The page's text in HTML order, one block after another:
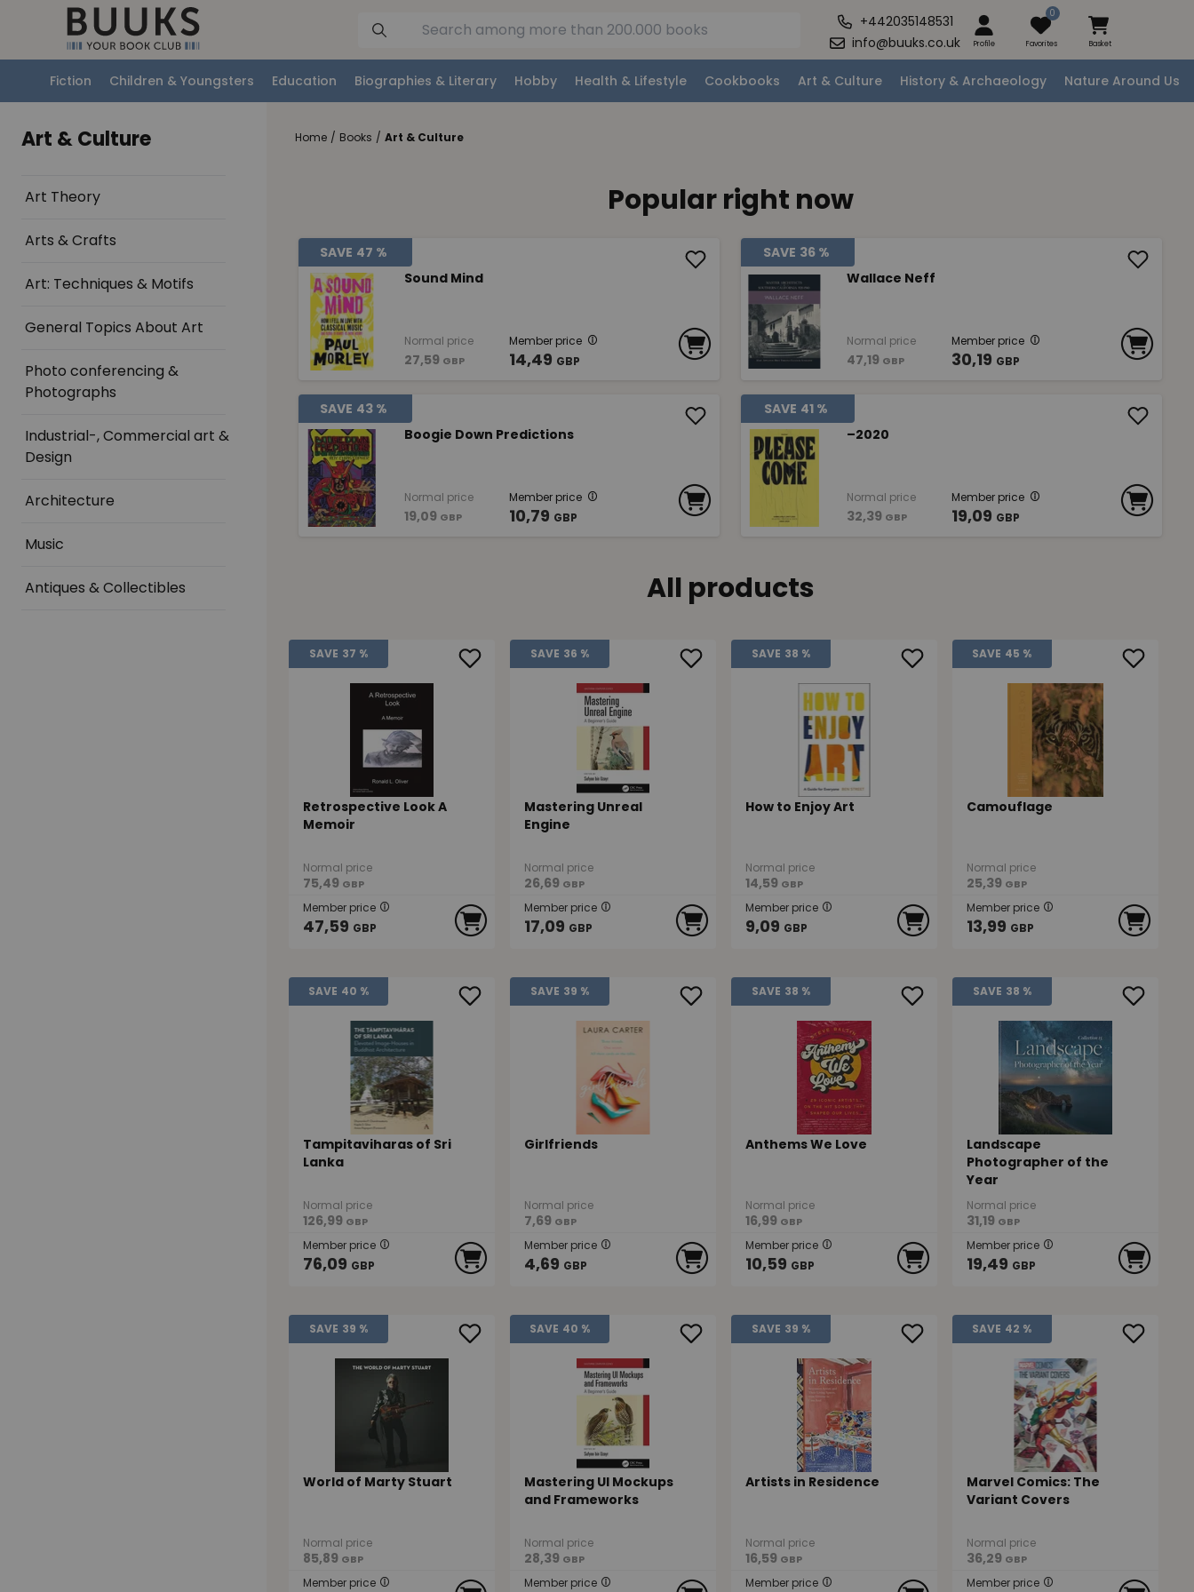
+442035148531
info@buuks.co.uk
Profile
0
Favorites Basket
Fiction Children & Youngsters Education Biographies & Literary Hobby Health & Lifestyle Cookbooks Art & Culture History & Archaeology Nature Around Us
Art & Culture
Art Theory
Arts & Crafts
Art: Techniques & Motifs
General Topics About Art
Photo conferencing &
Photographs
Industrial-, Commercial art &
Design
Architecture
Music
Antiques & Collectibles
Home / Books / Art & Culture
Popular right now
SAVE 47 %
Sound Mind
Normal price
27,59 GBP
Member price
14,49 GBP
SAVE 36 %
Wallace Neff
Normal price
47,19 GBP
Member price
30,19 GBP
SAVE 43 %
Boogie Down Predictions
Normal price
19,09 GBP
Member price
10,79 GBP
SAVE 41 %
–2020
Normal price
32,39 GBP
Member price
19,09 GBP
All products
SAVE 37 %
Retrospective Look A
Memoir
Normal price
75,49 GBP
Member price
47,59 GBP
SAVE 36 %
Mastering Unreal
Engine
Normal price
26,69 GBP
Member price
17,09 GBP
SAVE 38 %
How to Enjoy Art
Normal price
14,59 GBP
Member price
9,09 GBP
SAVE 45 %
Camouflage
Normal price
25,39 GBP
Member price
13,99 GBP
SAVE 40 %
Tampitaviharas of Sri
Lanka
Normal price
126,99 GBP
Member price
76,09 GBP
SAVE 39 %
Girlfriends
Normal price
7,69 GBP
Member price
4,69 GBP
SAVE 38 %
Anthems We Love
Normal price
16,99 GBP
Member price
10,59 GBP
SAVE 38 %
Landscape
Photographer of the
Year
Normal price
31,19 GBP
Member price
19,49 GBP
SAVE 39 %
World of Marty Stuart
Normal price
85,89 GBP
Member price
SAVE 40 %
Mastering UI Mockups
and Frameworks
Normal price
28,39 GBP
Member price
SAVE 39 %
Artists in Residence
Normal price
16,59 GBP
Member price
SAVE 42 %
Marvel Comics: The
Variant Covers
Normal price
36,29 GBP
Member price